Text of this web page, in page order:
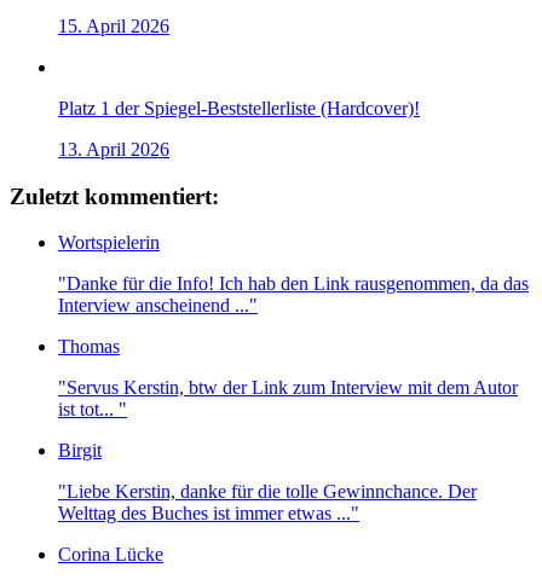
15. April 2026
Platz 1 der Spiegel-Beststellerliste (Hardcover)!
13. April 2026
Zuletzt kommentiert:
Wortspielerin
"Danke für die Info! Ich hab den Link rausgenommen, da das
Interview anscheinend ..."
Thomas
"Servus Kerstin, btw der Link zum Interview mit dem Autor
ist tot... "
Birgit
"Liebe Kerstin, danke für die tolle Gewinnchance. Der
Welttag des Buches ist immer etwas ..."
Corina Lücke